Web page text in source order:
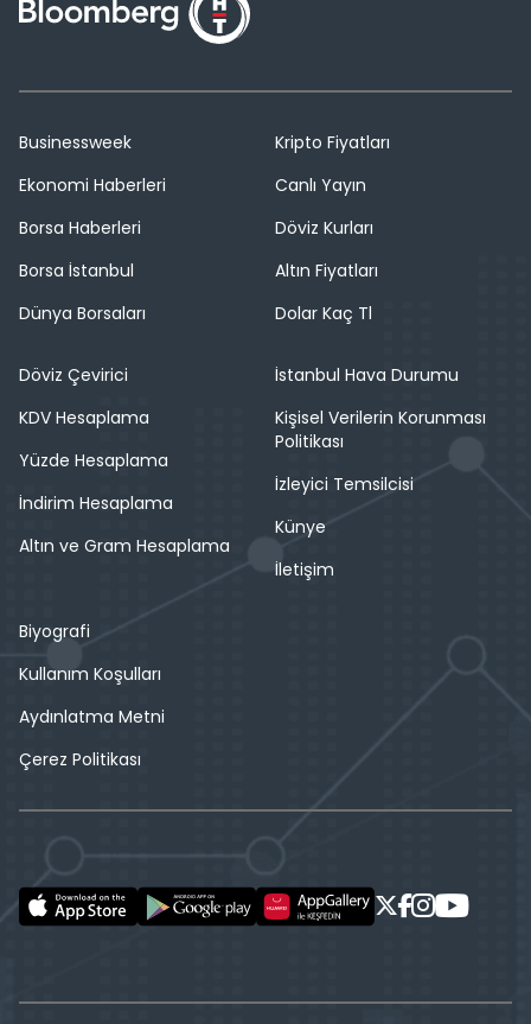
Businessweek
Ekonomi Haberleri
Borsa Haberleri
Borsa İstanbul
Dünya Borsaları
Kripto Fiyatları
Canlı Yayın
Döviz Kurları
Altın Fiyatları
Dolar Kaç Tl
Döviz Çevirici
KDV Hesaplama
Yüzde Hesaplama
İndirim Hesaplama
Altın ve Gram Hesaplama
İstanbul Hava Durumu
Kişisel Verilerin Korunması
Politikası
İzleyici Temsilcisi
Künye
İletişim
Biyografi
Kullanım Koşulları
Aydınlatma Metni
Çerez Politikası